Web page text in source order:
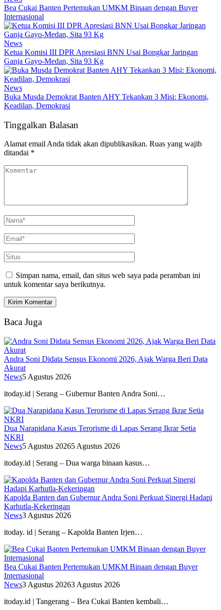
Bea Cukai Banten Pertemukan UMKM Binaan dengan Buyer
Internasional
News
Ketua Komisi III DPR Apresiasi BNN Usai Bongkar Jaringan
Ganja Gayo-Medan, Sita 93 Kg
News
Buka Musda Demokrat Banten AHY Tekankan 3 Misi: Ekonomi,
Keadilan, Demokrasi
Tinggalkan Balasan
Alamat email Anda tidak akan dipublikasikan. Ruas yang wajib
ditandai *
Simpan nama, email, dan situs web saya pada peramban ini
untuk komentar saya berikutnya.
Baca Juga
Andra Soni Didata Sensus Ekonomi 2026, Ajak Warga Beri Data
Akurat
News5 Agustus 2026
itoday.id | Serang – Gubernur Banten Andra Soni…
Dua Narapidana Kasus Terorisme di Lapas Serang Ikrar Setia
NKRI
News5 Agustus 20265 Agustus 2026
itoday.id | Serang – Dua warga binaan kasus…
Kapolda Banten dan Gubernur Andra Soni Perkuat Sinergi Hadapi
Karhutla-Kekeringan
News3 Agustus 2026
itoday. id | Serang – Kapolda Banten Irjen…
Bea Cukai Banten Pertemukan UMKM Binaan dengan Buyer
Internasional
News3 Agustus 20263 Agustus 2026
itoday.id | Tangerang – Bea Cukai Banten kembali…